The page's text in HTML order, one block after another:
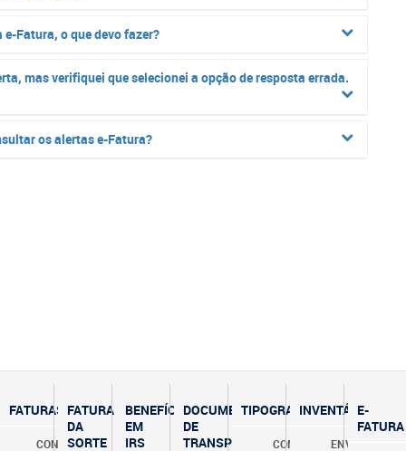
Fatura, o que devo fazer?
mas verifiquei que selecionei a opção de resposta errada.
os alertas e-Fatura?
FATURAS
CONSUMIDOR
FATURA
DA
SORTE
BENEFÍCIO
EM
IRS
DOCUMENTOS
DE
TRANSPORTE
TIPOGRAFIAS
COMUNICAR
INVENTÁRIOS
ENVIAR
E-
FATURA